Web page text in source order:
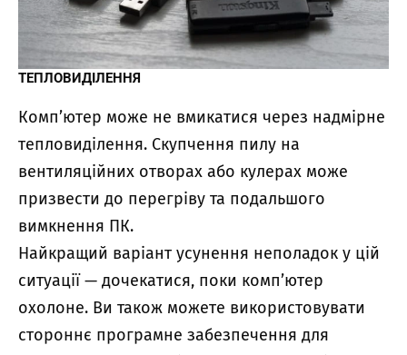
ТЕПЛОВИДІЛЕННЯ
Комп’ютер може не вмикатися через надмірне
тепловиділення. Скупчення пилу на
вентиляційних отворах або кулерах може
призвести до перегріву та подальшого
вимкнення ПК.
Найкращий варіант усунення неполадок у цій
ситуації — дочекатися, поки комп’ютер
охолоне. Ви також можете використовувати
стороннє програмне забезпечення для